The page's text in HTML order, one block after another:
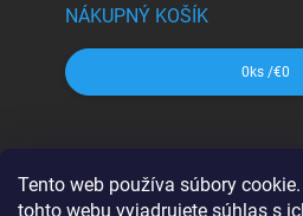
Tento web používa súbory
tohto webu vyjadrujete súhlas s
NÁKUPNÝ KOŠÍK
0 ks /€0
VKÚ Harmanec